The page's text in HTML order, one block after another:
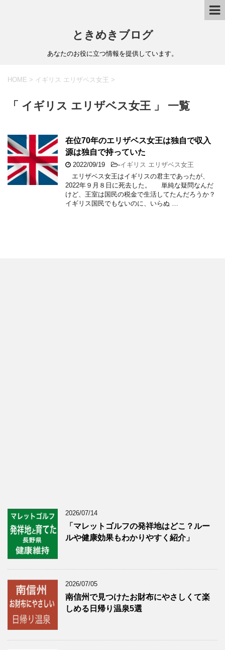
ときめきブログ
あなたのお役に立つ情報を提供しています。
HOME > イギリス エリザベス女王 >
「 イギリス エリザベス女王 」 一覧
在位70年のエリザベス女王は独自で収入
源は独自で持っていた
2022/09/19 -イギリス エリザベス女王
エリザベス女王はイギリスの君主であったが、
2022年９月８日に死去した。 単純な疑問なんだ
けど、王室は国民の税金で生活してたんだろうか？
イギリス国民でもないのに、いらぬ …
2026/07/14
「マレットゴルフの発祥地はどこ？ルー
ルや健康効果もわかりやすく紹介」
2026/07/05
南信州で見つけたお財布にやさしくて楽
しめる日帰り温泉5選